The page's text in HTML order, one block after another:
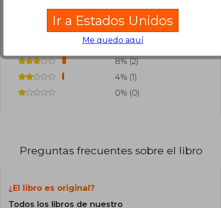
80% (20)
8% (2)
8% (2)
4% (1)
0% (0)
Preguntas frecuentes sobre el libro
¿El libro es original?
Todos los libros de nuestro
Ir a Estados Unidos
Me quedo aquí